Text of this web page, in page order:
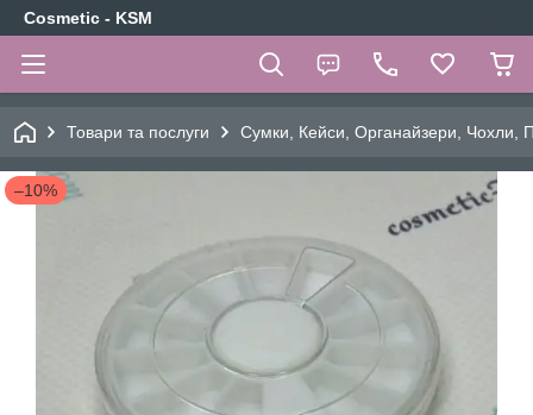
Cosmetic - KSM
Товари та послуги Сумки, Кейси, Органайзери, Чохли,
–10%